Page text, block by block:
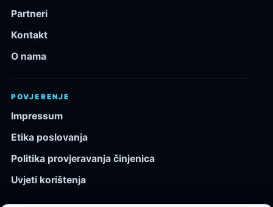
Partneri
Kontakt
O nama
POVJERENJE
Impressum
Etika poslovanja
Politika provjeravanja činjenica
Uvjeti korištenja